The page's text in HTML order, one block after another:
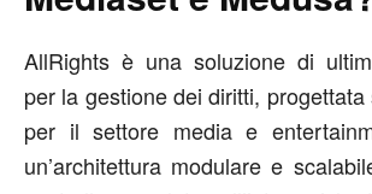
AllRights è una soluzione di
per la gestione dei diritti,
per il settore media e
un’architettura modulare e